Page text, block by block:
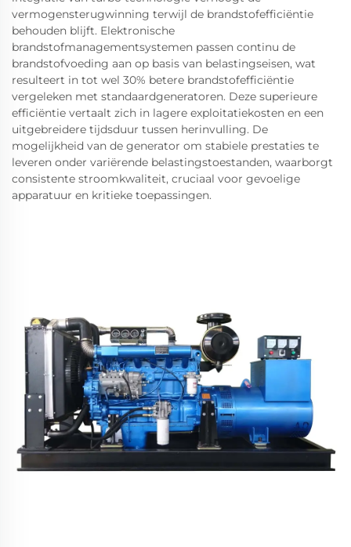
vermogensterugwinning terwijl de brandstofefficiëntie
behouden blijft. Elektronische
brandstofmanagementsystemen passen continu de
brandstofvoeding aan op basis van belastingseisen, wat
resulteert in tot wel 30% betere brandstofefficiëntie
vergeleken met standaardgeneratoren. Deze superieure
efficiëntie vertaalt zich in lagere exploitatiekosten en een
uitgebreidere tijdsduur tussen herinvulling. De
mogelijkheid van de generator om stabiele prestaties te
leveren onder variërende belastingstoestanden, waarborgt
consistente stroomkwaliteit, cruciaal voor gevoelige
apparatuur en kritieke toepassingen.